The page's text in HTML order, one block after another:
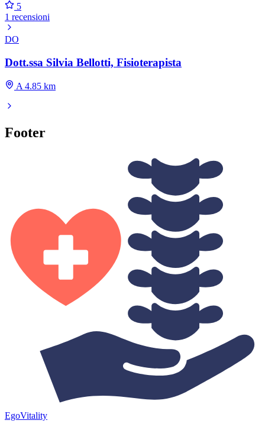
5
1 recensioni
DO
Dott.ssa Silvia Bellotti, Fisioterapista
A 4.85 km
Footer
EgoVitality